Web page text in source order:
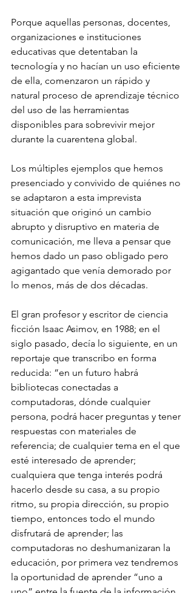
Porque aquellas personas, docentes,
organizaciones e instituciones
educativas que detentaban la
tecnología y no hacían un uso eficiente
de ella, comenzaron un rápido y
natural proceso de aprendizaje técnico
del uso de las herramientas
disponibles para sobrevivir mejor
durante la cuarentena global.
Los múltiples ejemplos que hemos
presenciado y convivido de quiénes no
se adaptaron a esta imprevista
situación que originó un cambio
abrupto y disruptivo en materia de
comunicación, me lleva a pensar que
hemos dado un paso obligado pero
agigantado que venía demorado por
lo menos, más de dos décadas.
El gran profesor y escritor de ciencia
ficción Isaac Asimov, en 1988; en el
siglo pasado, decía lo siguiente, en un
reportaje que transcribo en forma
reducida: “en un futuro habrá
bibliotecas conectadas a
computadoras, dónde cualquier
persona, podrá hacer preguntas y tener
respuestas con materiales de
referencia; de cualquier tema en el que
esté interesado de aprender;
cualquiera que tenga interés podrá
hacerlo desde su casa, a su propio
ritmo, su propia dirección, su propio
tiempo, entonces todo el mundo
disfrutará de aprender; las
computadoras no deshumanizaran la
educación, por primera vez tendremos
la oportunidad de aprender “uno a